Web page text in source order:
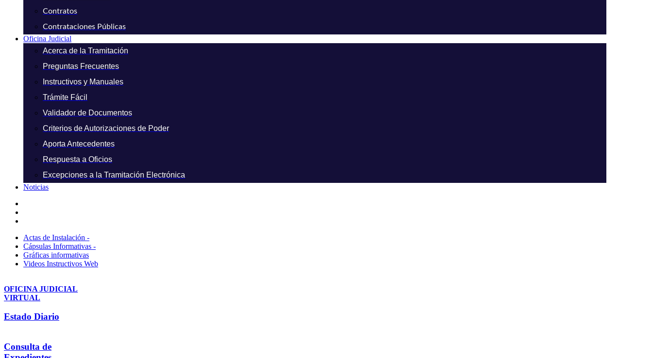
Contratos
Contrataciones Públicas
Oficina Judicial
Acerca de la Tramitación
Preguntas Frecuentes
Instructivos y Manuales
Trámite Fácil
Validador de Documentos
Criterios de Autorizaciones de Poder
Aporta Antecedentes
Respuesta a Oficios
Excepciones a la Tramitación Electrónica
Noticias
Actas de Instalación -
Cápsulas Informativas -
Gráficas informativas
Videos Instructivos Web
OFICINA JUDICIAL
VIRTUAL
Estado Diario
Consulta de